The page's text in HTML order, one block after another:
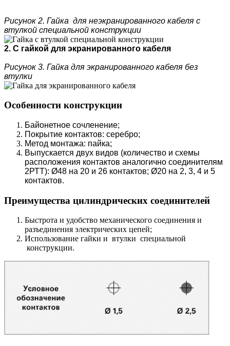
Рисунок 2. Гайка для неэкранированного кабеля с
втулкой специальной конструкции
2. С гайкой для экранированного кабеля
Рисунок 3. Гайка для экранированного кабеля без
втулки
Особенности конструкции
Байонетное сочленение;
Покрытие контактов: серебро;
Метод монтажа: пайка;
Выпускается двух видов (количество и схемы
расположения контактов аналогично соединителям
2РТТ): Ø48 на 20 и 26 контактов; Ø20 на 2, 3, 4 и 5
контактов.
Преимущества цилиндрических соединителей
Быстрота и удобство механического соединения и
разъединения электрических цепей;
Использование гайки и втулки специальной
конструкции.